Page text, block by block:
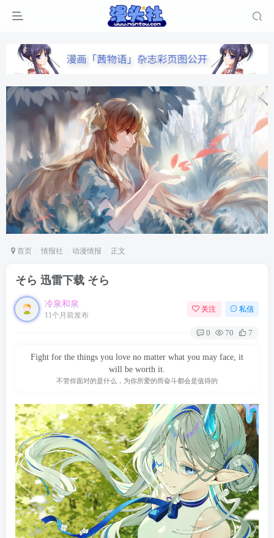
首页 情报社 动漫情报 正文
そら 迅雷下载 そら
冷泉和泉
11个月前发布
关注 私信
0 70 7
Fight for the things you love no matter what you may face, it
will be worth it.
不管你面对的是什么，为你所爱的而奋斗都会是值得的